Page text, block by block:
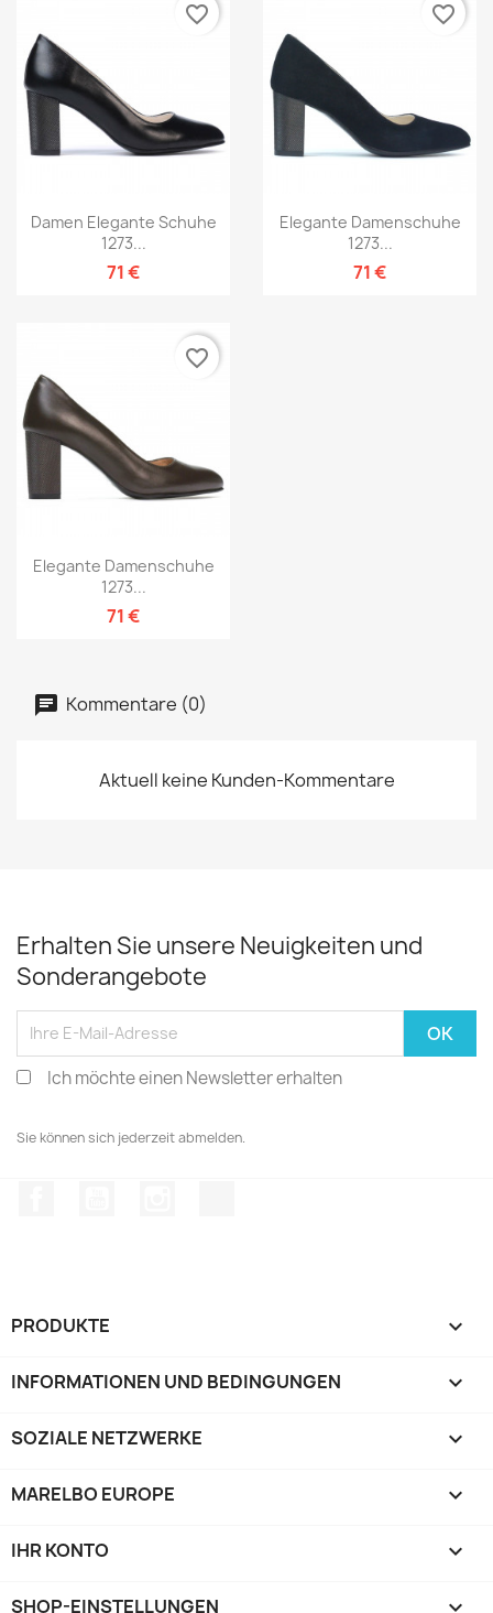
Damen Elegante Schuhe
1273...
71 €
favorite_border
Elegante Damenschuhe
1273...
71 €
favorite_border
Elegante Damenschuhe
1273...
71 €
favorite_border
Kommentare (0)
Aktuell keine Kunden-Kommentare
Erhalten Sie unsere Neuigkeiten und
Sonderangebote
Ich möchte einen Newsletter erhalten
Sie können sich jederzeit abmelden.
PRODUKTE 
INFORMATIONEN UND BEDINGUNGEN 
SOZIALE NETZWERKE 
MARELBO EUROPE 
IHR KONTO 
SHOP-EINSTELLUNGEN keyboard_arrow_down